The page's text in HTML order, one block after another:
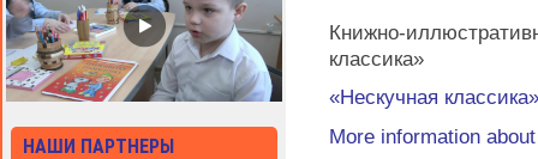
НАШИ ПАРТНЕРЫ
Книжно-
классика»
«Нескучная классика»
More information